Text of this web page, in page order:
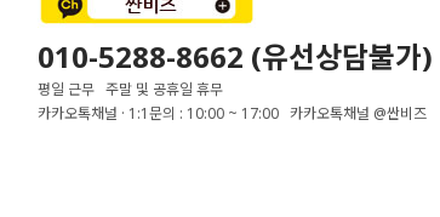
010-5288-8662 (유선상담불가)
평일 근무 주말 및 공휴일 휴무
카카오톡채널 · 1:1문의 : 10:00 ~ 17:00 카카오톡채널 @싼비즈